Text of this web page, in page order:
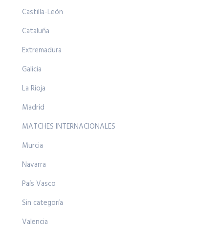
Castilla-León
Cataluña
Extremadura
Galicia
La Rioja
Madrid
MATCHES INTERNACIONALES
Murcia
Navarra
País Vasco
Sin categoría
Valencia